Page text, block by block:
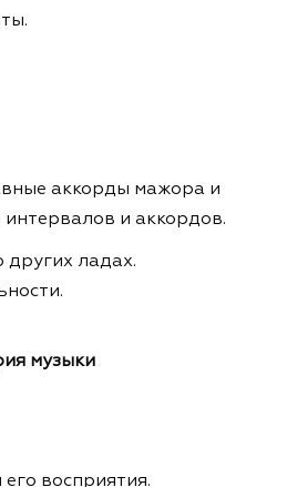
аккорды мажора и
и аккордов.
ладах.
музыки
восприятия.